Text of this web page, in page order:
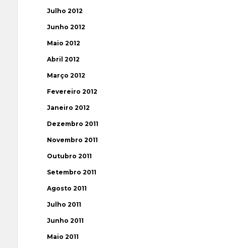
Julho 2012
Junho 2012
Maio 2012
Abril 2012
Março 2012
Fevereiro 2012
Janeiro 2012
Dezembro 2011
Novembro 2011
Outubro 2011
Setembro 2011
Agosto 2011
Julho 2011
Junho 2011
Maio 2011